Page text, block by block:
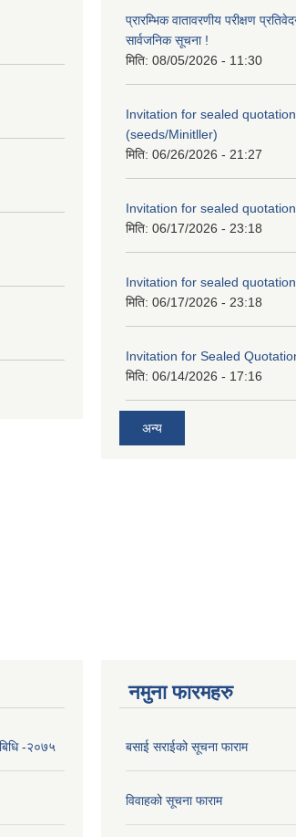
प्रारम्भिक वातावरणीय परीक्षण
सार्वजनिक सूचना !
मिति: 08/05/2026 - 11:30
Invitation for sealed quotation
(seeds/Minitller)
मिति: 06/26/2026 - 21:27
Invitation for sealed quotation
मिति: 06/17/2026 - 23:18
Invitation for sealed quotation
मिति: 06/17/2026 - 23:18
Invitation for Sealed
मिति: 06/14/2026 - 17:16
अन्य
-२०७५
नमुना फारमहरु
बसाई सराईको सूचना फाराम
विवाहको सूचना फाराम